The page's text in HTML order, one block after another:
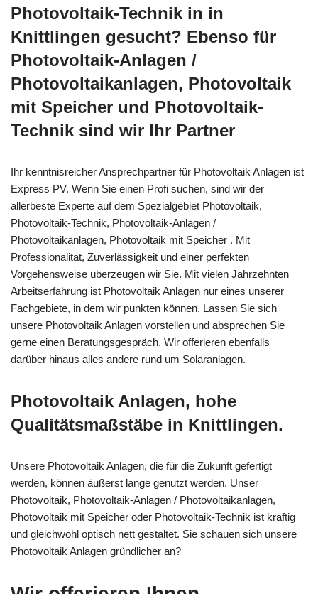
Photovoltaik-Technik in in
Knittlingen gesucht? Ebenso für
Photovoltaik-Anlagen /
Photovoltaikanlagen, Photovoltaik
mit Speicher und Photovoltaik-
Technik sind wir Ihr Partner
Ihr kenntnisreicher Ansprechpartner für Photovoltaik Anlagen ist
Express PV. Wenn Sie einen Profi suchen, sind wir der
allerbeste Experte auf dem Spezialgebiet Photovoltaik,
Photovoltaik-Technik, Photovoltaik-Anlagen /
Photovoltaikanlagen, Photovoltaik mit Speicher . Mit
Professionalität, Zuverlässigkeit und einer perfekten
Vorgehensweise überzeugen wir Sie. Mit vielen Jahrzehnten
Arbeitserfahrung ist Photovoltaik Anlagen nur eines unserer
Fachgebiete, in dem wir punkten können. Lassen Sie sich
unsere Photovoltaik Anlagen vorstellen und absprechen Sie
gerne einen Beratungsgespräch. Wir offerieren ebenfalls
darüber hinaus alles andere rund um Solaranlagen.
Photovoltaik Anlagen, hohe
Qualitätsmaßstäbe in Knittlingen.
Unsere Photovoltaik Anlagen, die für die Zukunft gefertigt
werden, können äußerst lange genutzt werden. Unser
Photovoltaik, Photovoltaik-Anlagen / Photovoltaikanlagen,
Photovoltaik mit Speicher oder Photovoltaik-Technik ist kräftig
und gleichwohl optisch nett gestaltet. Sie schauen sich unsere
Photovoltaik Anlagen gründlicher an?